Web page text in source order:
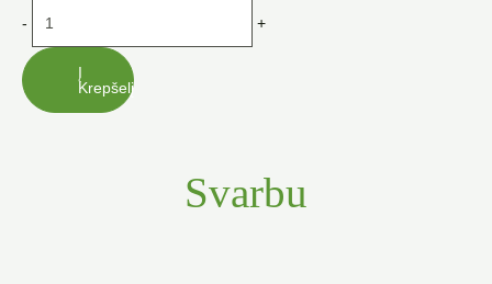
- +
Į
Krepšelį
Svarbu